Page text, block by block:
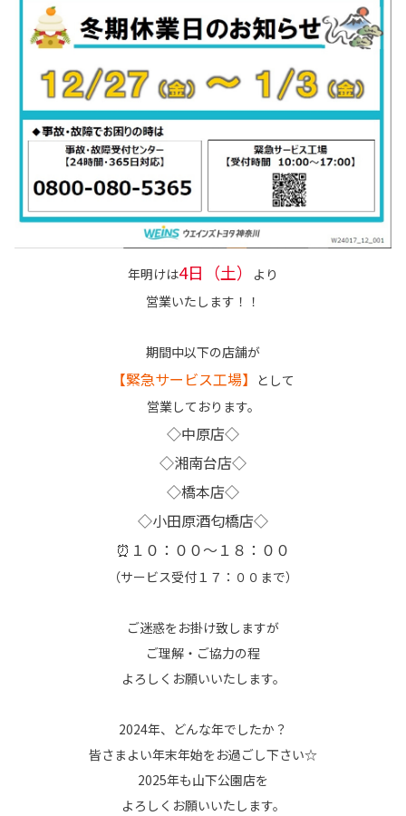
年明けは4日（土）
より
営業いたします！！
期間中以下の店舗が
【緊急サービス工場】 として
営業しております。
◇中原店◇
◇湘南台店◇
◇橋本店◇
◇小田原酒匂橋店◇
⏰１０：００～１８：００
（サービス受付１７：００まで）
ご迷惑をお掛け致しますが
ご理解・ご協力の程
よろしくお願いいたします。
2024年、どんな年でしたか？
皆さまよい年末年始をお過ごし下さい☆
2025年も山下公園店を
よろしくお願いいたします。